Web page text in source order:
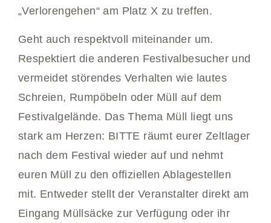
„Verlorengehen“ am Platz X zu treffen.
Geht auch respektvoll miteinander um.
Respektiert die anderen Festivalbesucher und
vermeidet störendes Verhalten wie lautes
Schreien, Rumpöbeln oder Müll auf dem
Festivalgelände. Das Thema Müll liegt uns
stark am Herzen: BITTE räumt eurer Zeltlager
nach dem Festival wieder auf und nehmt
euren Müll zu den offiziellen Ablagestellen
mit. Entweder stellt der Veranstalter direkt am
Eingang Müllsäcke zur Verfügung oder ihr